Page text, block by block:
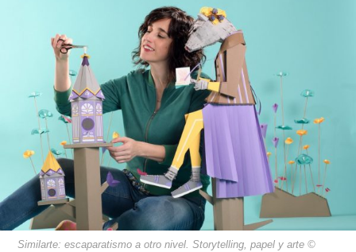
Similarte: escaparatismo a otro nivel. Storytelling, papel y arte ©